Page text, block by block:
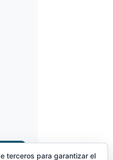
terceros para garantizar el